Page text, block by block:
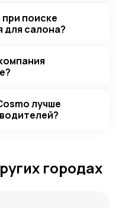
поиске
салона?
лучше
городах